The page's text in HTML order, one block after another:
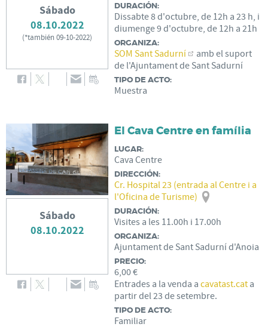
Sábado
08.10.2022
(*también 09-10-2022)
DURACIÓN:
Dissabte 8 d'octubre, de 12h a 23 h, i
diumenge 9 d'octubre, de 12h a 21h
ORGANIZA:
SOM Sant Sadurní
amb el suport
de l'Ajuntament de Sant Sadurní
TIPO DE ACTO:
Muestra
Sábado
08.10.2022
El Cava Centre en família
LUGAR:
Cava Centre
DIRECCIÓN:
Cr. Hospital 23 (entrada al Centre i a
l'Oficina de Turisme)
DURACIÓN:
Visites a les 11.00h i 17.00h
ORGANIZA:
Ajuntament de Sant Sadurní d'Anoia
PRECIO:
6,00 €
Entrades a la venda acavatast.cat a
partir del 23 de setembre.
TIPO DE ACTO:
Familiar